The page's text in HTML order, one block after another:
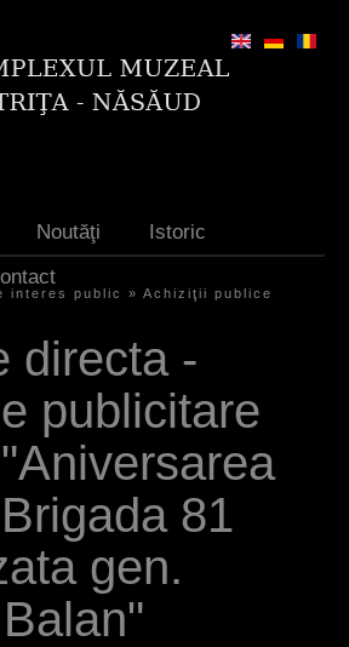
Noutăţi
Istoric
interes public » Achiziţii publice
directa -
publicitare
81
gen.